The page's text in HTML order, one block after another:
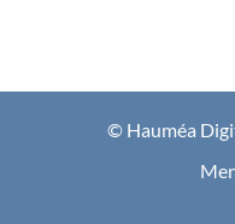
© Hauméa